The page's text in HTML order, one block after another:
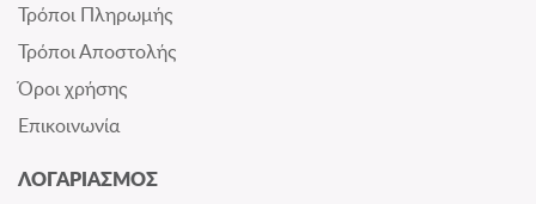
Τρόποι Πληρωμής
Τρόποι Αποστολής
Όροι χρήσης
Επικοινωνία
ΛΟΓΑΡΙΑΣΜΟΣ